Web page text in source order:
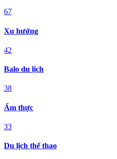
67
Xu hướng
42
Balo du lịch
38
Ẩm thực
33
Du lịch thể thao